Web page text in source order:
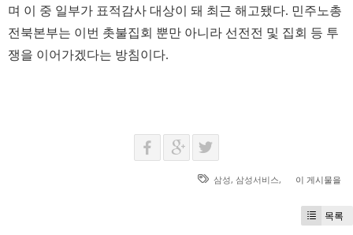
며 이 중 일부가 표적감사 대상이 돼 최근 해고됐다. 민주노총
전북본부는 이번 촛불집회 뿐만 아니라 선전전 및 집회 등 투
쟁을 이어가겠다는 방침이다.
삼성, 삼성서비스, 이 게시물을
목록